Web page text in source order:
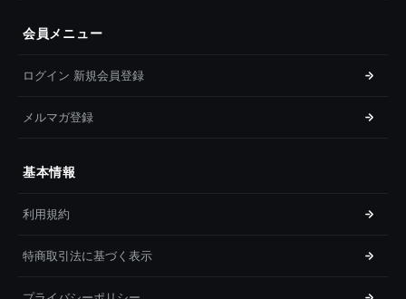
会員メニュー
ログイン 新規会員登録
メルマガ登録
基本情報
利用規約
特商取引法に基づく表示